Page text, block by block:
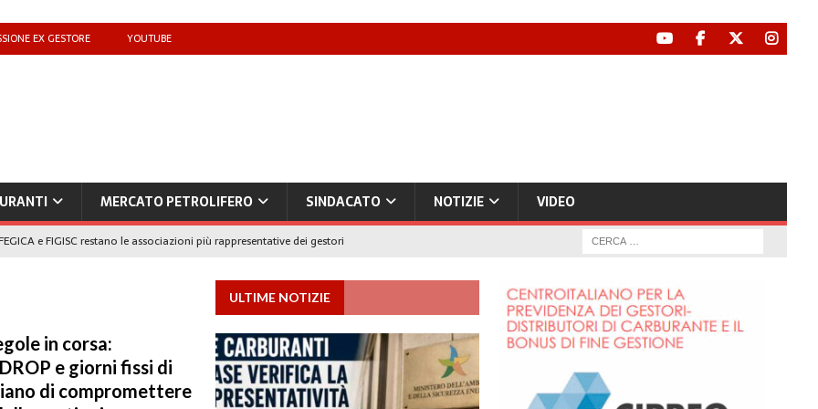
EX GESTORE YOUTUBE
MERCATO PETROLIFERO SINDACATO NOTIZIE VIDEO
e FIGISC restano le associazioni più rappresentative dei gestori
benzina’ a ‘Qui la benzina non c’è’: l’emergenza approvvigionamenti
il taglio accise fino al 25 agosto
MERCATO PREZZI CARBURANTI
«Il prezzo lo decidono le compagnie, non i benzinai. Serve un prezzo
in corsa:
e giorni fissi di
di compromettere
ULTIME NOTIZIE